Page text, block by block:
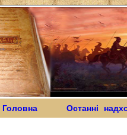
Головна Останні